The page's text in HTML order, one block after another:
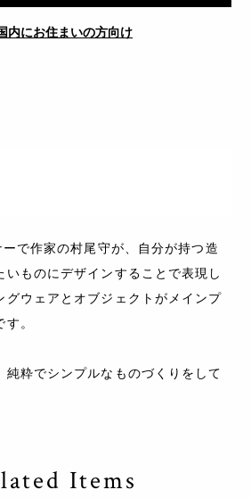
内にお住まいの方向け
で作家の村尾守が、自分が持つ造
いものにデザインすることで表現し
グウェアとオブジェクトがメインプ
。
純粋でシンプルなものづくりをして
Items